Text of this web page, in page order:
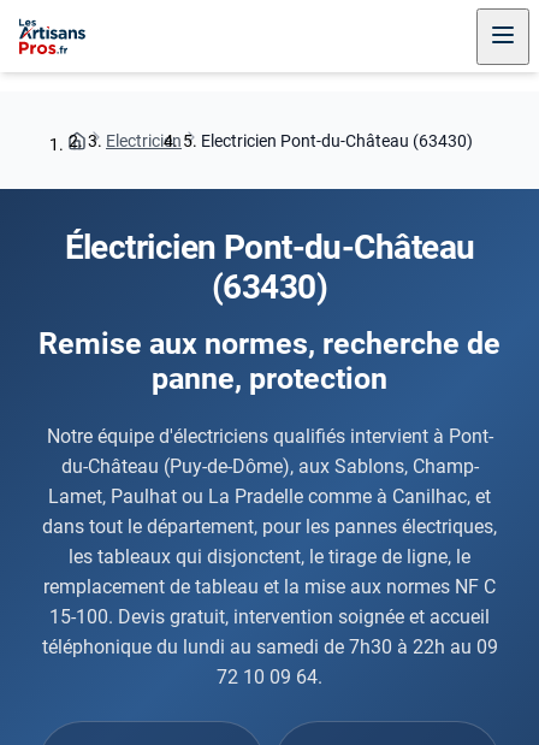
Electricien Electricien Pont-du-Château (63430)
Électricien Pont-du-Château
(63430)
Remise aux normes, recherche de
panne, protection
Notre équipe d'électriciens qualifiés intervient à Pont-
du-Château (Puy-de-Dôme), aux Sablons, Champ-
Lamet, Paulhat ou La Pradelle comme à Canilhac, et
dans tout le département, pour les pannes électriques,
les tableaux qui disjonctent, le tirage de ligne, le
remplacement de tableau et la mise aux normes NF C
15-100. Devis gratuit, intervention soignée et accueil
téléphonique du lundi au samedi de 7h30 à 22h au 09
72 10 09 64.